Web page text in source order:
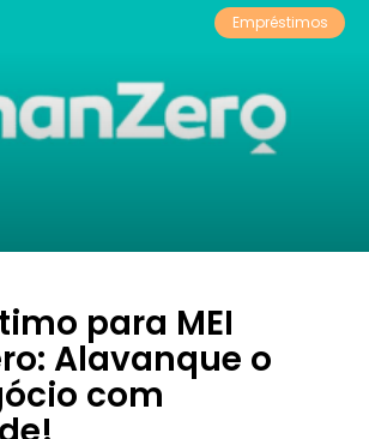
Empréstimos
para MEI
Alavanque o
com